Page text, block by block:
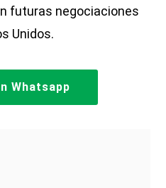
futuras negociaciones
Unidos.
Whatsapp